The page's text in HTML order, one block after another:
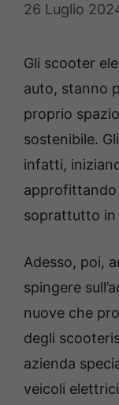
26 Luglio
Gli scooter
auto, stanno
proprio
sostenibile.
infatti,
soprattutto in
Adesso, poi,
spingere
nuove che
degli
azienda
veicoli